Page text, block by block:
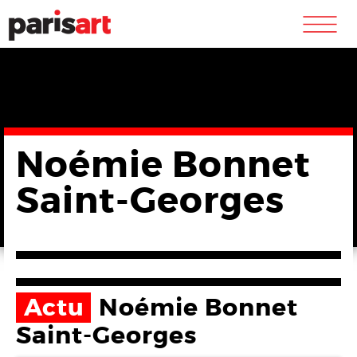
m
Noémie Bonnet
Saint-Georges
Actu
Noémie Bonnet
Saint-Georges